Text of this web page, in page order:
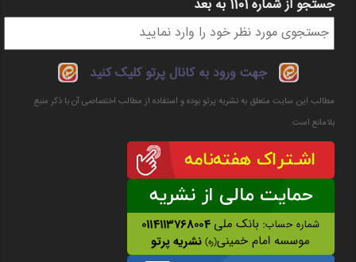
فرم جستجو
جستجو از شماره 1101 به بعد
جهت ورود به کانال پرتو کلیک کنید
مطالب این سایت متعلق به نشریه پرتو بوده و استفاده از مطالب اختصاصی آن با ذکر منبع
بلامانع است.